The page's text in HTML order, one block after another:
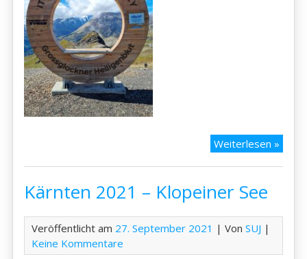
Weiterlesen »
Kärnten 2021 – Klopeiner See
Veröffentlicht am 27. September 2021 | VonSUJ |
Keine Kommentare